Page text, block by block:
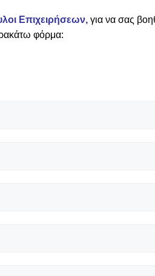
Επιχειρήσεων, για να σας
φόρμα: